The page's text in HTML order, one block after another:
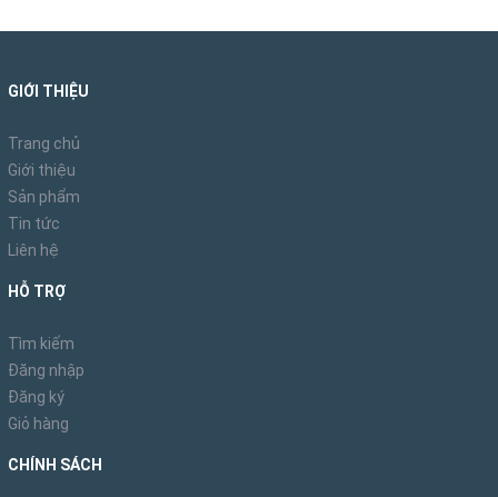
hảo cho những ai đang muốn nâng tầm không gian quán cafe
hài hòa giữa nét hiện đại và cổ điển, bàn cafe chân trụ mạ vàng
mặt gỗ MDF sẽ mang đến cho quán cafe của bạn một diện
mạo mới, thời thượng và thu hút khách hàng.
GIỚI THIỆU
Trang chủ
Giới thiệu
Sản phẩm
Tin tức
Liên hệ
HỖ TRỢ
Tìm kiếm
Đăng nhập
Đăng ký
Giỏ hàng
CHÍNH SÁCH